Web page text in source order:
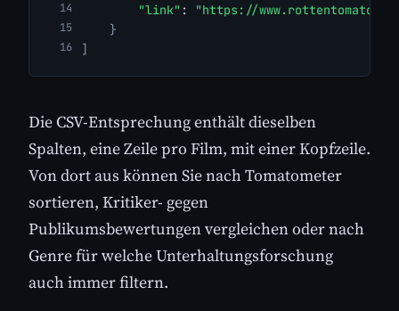
"link" :
"https://
}
]
Die CSV-Entsprechung enthält dieselben
Spalten, eine Zeile pro Film, mit einer Kopfzeile.
Von dort aus können Sie nach Tomatometer
sortieren, Kritiker- gegen
Publikumsbewertungen vergleichen oder nach
Genre für welche Unterhaltungsforschung
auch immer filtern.